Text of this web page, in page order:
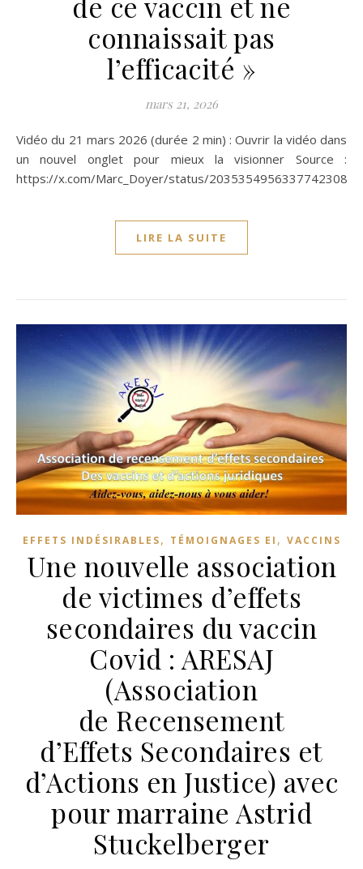
connaissait pas
l’efficacité »
mars 21, 2026
Vidéo du 21 mars 2026 (durée 2 min) : Ouvrir la vidéo dans
un nouvel onglet pour mieux la visionner Source :
https://x.com/Marc_Doyer/status/2035354956337742308
LIRE LA SUITE
EFFETS INDÉSIRABLES, TÉMOIGNAGES EI , VACCINS
Une nouvelle association
de victimes d’effets
secondaires du vaccin
Covid : ARESAJ
(Association
de Recensement
d’Effets Secondaires et
d’Actions en Justice) avec
pour marraine Astrid
Stuckelberger